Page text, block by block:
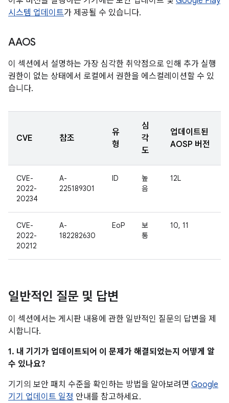
시스템 업데이트가 제공될 수 있습니다.
AAOS
이 섹션에서 설명하는 가장 심각한 취약점으로 인해 추가 실행
권한이 없는 상태에서 로컬에서 권한을 에스컬레이션할 수 있
습니다.
CVE 참조
유
형
심
각
도
업데이트된
AOSP 버전
CVE-
2022-
20234
A-
225189301
ID
높
음
12L
CVE-
2022-
20212
A-
182282630
EoP
보
통
10, 11
일반적인 질문 및 답변
이 섹션에서는 게시판 내용에 관한 일반적인 질문의 답변을 제
시합니다.
1. 내 기기가 업데이트되어 이 문제가 해결되었는지 어떻게 알
수 있나요?
기기의 보안 패치 수준을 확인하는 방법을 알아보려면 Google
기기 업데이트 일정 안내를 참고하세요.